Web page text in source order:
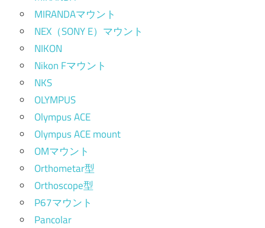
MIRANDAマウント
NEX（SONY E）マウント
NIKON
Nikon Fマウント
NKS
OLYMPUS
Olympus ACE
Olympus ACE mount
OMマウント
Orthometar型
Orthoscope型
P67マウント
Pancolar